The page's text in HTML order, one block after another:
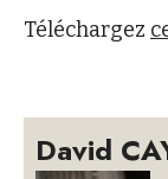
Téléchargez
David